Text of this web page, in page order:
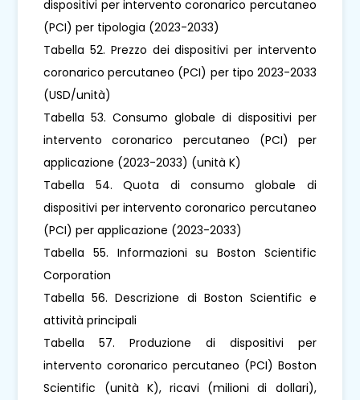
dispositivi per intervento coronarico percutaneo
(PCI) per tipologia (2023-2033)
Tabella 52. Prezzo dei dispositivi per intervento
coronarico percutaneo (PCI) per tipo 2023-2033
(USD/unità)
Tabella 53. Consumo globale di dispositivi per
intervento coronarico percutaneo (PCI) per
applicazione (2023-2033) (unità K)
Tabella 54. Quota di consumo globale di
dispositivi per intervento coronarico percutaneo
(PCI) per applicazione (2023-2033)
Tabella 55. Informazioni su Boston Scientific
Corporation
Tabella 56. Descrizione di Boston Scientific e
attività principali
Tabella 57. Produzione di dispositivi per
intervento coronarico percutaneo (PCI) Boston
Scientific (unità K), ricavi (milioni di dollari),